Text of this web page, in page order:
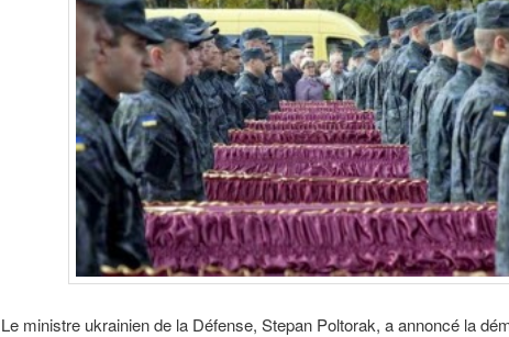
Le ministre ukrainien de la Défense, Stepan Poltorak, a annoncé la